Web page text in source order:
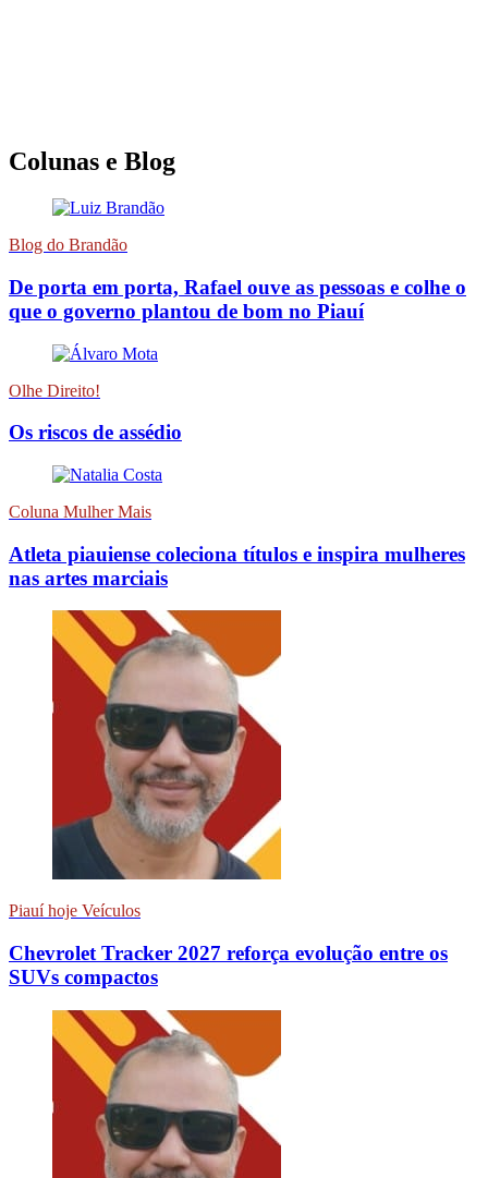
Colunas e Blog
Blog do Brandão
De porta em porta, Rafael ouve as pessoas e colhe o
que o governo plantou de bom no Piauí
Olhe Direito!
Os riscos de assédio
Coluna Mulher Mais
Atleta piauiense coleciona títulos e inspira mulheres
nas artes marciais
Piauí hoje Veículos
Chevrolet Tracker 2027 reforça evolução entre os
SUVs compactos